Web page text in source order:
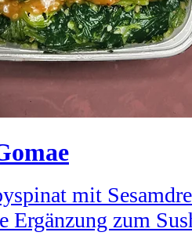
mit
Ergänzung zum